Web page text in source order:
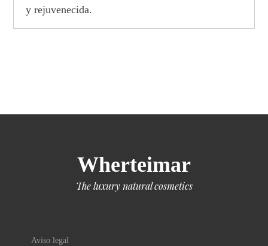
y rejuvenecida.
Wherteimar
The luxury natural cosmetics
Aviso legal